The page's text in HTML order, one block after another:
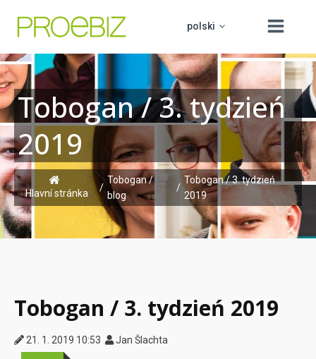
polski
čeština
slovenčina
english
hrvatski
O nas
Produkty
Edukacja
PROCUREMENT BOARD
Helpdesk
Kontakt
Tobogan / 3. tydzień
2019
Hlavní stránka /
Tobogan /
blog
/
Tobogan / 3. tydzień
2019
Tobogan / 3. tydzień 2019
21. 1. 2019 10:53 Jan Šlachta